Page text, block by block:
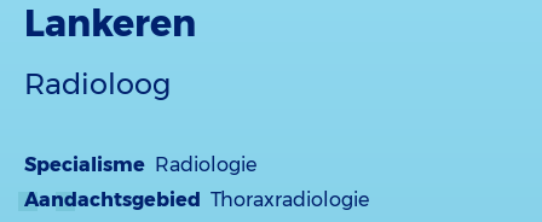
Lankeren
Radioloog
Specialisme Radiologie
Aandachtsgebied Thoraxradiologie